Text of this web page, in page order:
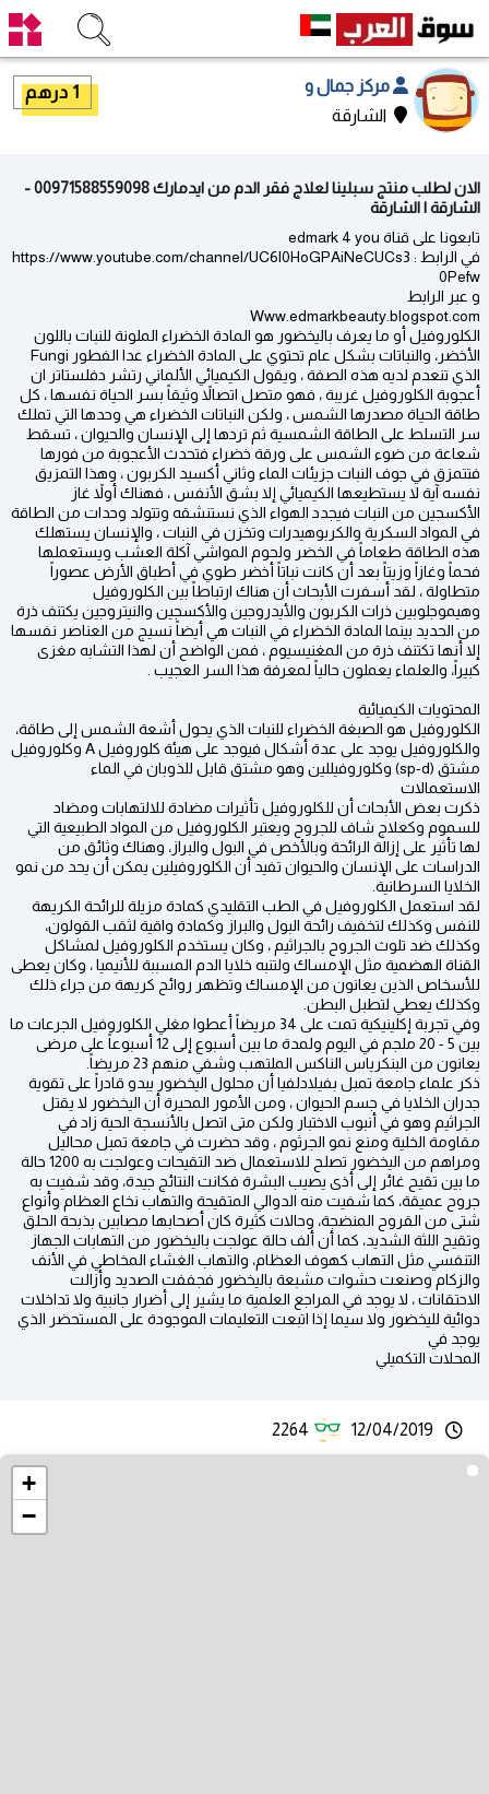
مركز جمال و
الشارقة
1 درهم
الان لطلب منتج سبلينا لعلاج فقر الدم من ايدمارك 00971588559098 -
الشارقة | الشارقة
تابعونا على قناة edmark 4 you
في الرابط : https://www.youtube.com/channel/UC6l0HoGPAiNeCUCs3
0Pefw
و عبر الرابط
Www.edmarkbeauty.blogspot.com
الكلوروفيل أو ما يعرف باليخضور هو المادة الخضراء الملونة للنبات باللون
الأخضر، والنباتات بشكل عام تحتوي على المادة الخضراء عدا الفطور Fungi
الذي تنعدم لديه هذه الصفة ، ويقول الكيميائي الألماني رتشر دفلستاتر ان
أعجوبة الكلوروفيل غريبة ، فهو متصل اتصالاً وثيقاً بسر الحياة نفسها ، كل
طاقة الحياة مصدرها الشمس ، ولكن النباتات الخضراء هي وحدها التي تملك
سر التسلط على الطاقة الشمسية ثم تردها إلى الإنسان والحيوان ، تسقط
شعاعة من ضوء الشمس على ورقة خضراء فتحدث الأعجوبة من فورها
فتتمزق في جوف النبات جزيئات الماء وثاني أكسيد الكربون ، وهذا التمزيق
نفسه آية لا يستطيعها الكيميائي إلا بشق الأنفس ، فهناك أولاً غاز
الأكسجين من النبات فيجدد الهواء الذي نستنشقه وتتولد وحدات من الطاقة
في المواد السكرية والكربوهيدرات وتخزن في النبات ، والإنسان يستهلك
هذه الطاقة طعاماً في الخضر ولحوم المواشي آكلة العشب ويستعملها
فحماً وغازاً وزيتاً بعد أن كانت نباتاً أخضر طوي في أطباق الأرض عصوراً
متطاولة ، لقد أسفرت الأبحاث أن هناك ارتباطاً بين الكلوروفيل
وهيموجلوبين ذرات الكربون والأيدروجين والأكسجين والنيتروجين يكتنف ذرة
من الحديد بينما المادة الخضراء في النبات هي أيضاً نسيج من العناصر نفسها
إلا أنها تكتنف ذرة من المغنيسيوم ، فمن الواضح أن لهذا التشابه مغزى
كبيراً، والعلماء يعملون حالياً لمعرفة هذا السر العجيب .
المحتويات الكيميائية
الكلوروفيل هو الصبغة الخضراء للنبات الذي يحول أشعة الشمس إلى طاقة،
والكلوروفيل يوجد على عدة أشكال فيوجد على هيئة كلوروفيل A وكلوروفيل
مشتق (sp-d) وكلوروفيللين وهو مشتق قابل للذوبان في الماء
الاستعمالات
ذكرت بعض الأبحاث أن للكلوروفيل تأثيرات مضادة للالتهابات ومضاد
للسموم وكعلاج شاف للجروح ويعتبر الكلوروفيل من المواد الطبيعية التي
لها تأثير على إزالة الرائحة وبالأخص في البول والبراز، وهناك وثائق من
الدراسات على الإنسان والحيوان تفيد أن الكلوروفيلين يمكن أن يحد من نمو
الخلايا السرطانية.
لقد استعمل الكلوروفيل في الطب التقليدي كمادة مزيلة للرائحة الكريهة
للنفس وكذلك لتخفيف رائحة البول والبراز وكمادة واقية لثقب القولون،
وكذلك ضد تلوث الجروح بالجراثيم ، وكان يستخدم الكلوروفيل لمشاكل
القناة الهضمية مثل الإمساك ولتنبه خلايا الدم المسببة للأنيميا ، وكان يعطى
للأسخاص الذين يعانون من الإمساك وتظهر روائح كريهة من جراء ذلك
وكذلك يعطي لتطبل البطن.
وفي تجربة إكلينيكية تمت على 34 مريضاً أعطوا مغلي الكلوروفيل الجرعات ما
بين 5 - 20 ملجم في اليوم ولمدة ما بين أسبوع إلى 12 أسبوعاً على مرضى
يعانون من البنكرياس الناكس الملتهب وشفي منهم 23 مريضاً.
ذكر علماء جامعة تمبل بفيلادلفيا أن محلول اليخضور يبدو قادراً على تقوية
جدران الخلايا في جسم الحيوان ، ومن الأمور المحيرة أن اليخضور لا يقتل
الجراثيم وهو في أنبوب الاختبار ولكن متى اتصل بالأنسجة الحية زاد في
مقاومة الخلية ومنع نمو الجرثوم ، وقد حضرت في جامعة تمبل محاليل
ومراهم من اليخضور تصلح للاستعمال ضد التقيحات وعولجت به 1200 حالة
ما بين تقيح غائر إلى أذى يصيب البشرة فكانت النتائج جيدة، وقد شفيت به
جروح عميقة، كما شفيت منه الدوالي المتقيحة والتهاب نخاع العظام وأنواع
شتى من القروح المنضجة، وحالات كثيرة كان أصحابها مصابين بذبحة الحلق
وتقيح اللثة الشديد، كما أن ألف حالة عولجت باليخضور من التهابات الجهاز
التنفسي مثل التهاب كهوف العظام، والتهاب الغشاء المخاطي في الأنف
والزكام وصنعت حشوات مشبعة باليخضور فجففت الصديد وأزالت
الاحتقانات ، لا يوجد في المراجع العلمية ما يشير إلى أضرار جانبية ولا تداخلات
دوائية لليخضور ولا سيما إذا اتبعت التعليمات الموجودة على المستحضر الذي
يوجد في
المحلات التكميلي
12/04/2019
2264
+
−